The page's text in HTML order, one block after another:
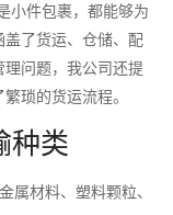
小件包裹，都能够为
了货运、仓储、配
问题，我公司还提
琐的货运流程。
种类
属材料、塑料颗粒、